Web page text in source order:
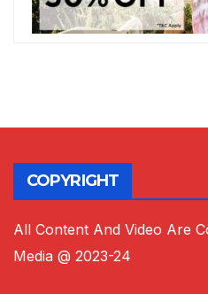
COPYRIGHT
All Content And Video Are
Media @ 2023-24